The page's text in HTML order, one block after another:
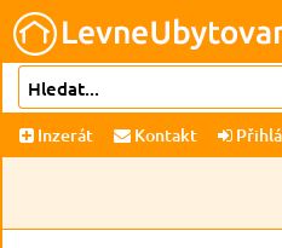
Inzerát Kontakt